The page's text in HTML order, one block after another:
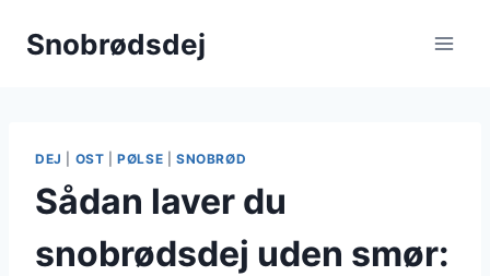
Snobrødsdej
DEJ OST |PØLSE SNOBRØD
Sådan laver du
snobrødsdej uden smør: